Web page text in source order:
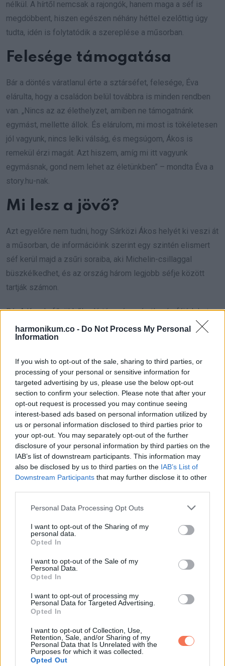
harmonikum.co - Do Not Process My Personal
Information
If you wish to opt-out of the sale, sharing to third parties, or
processing of your personal or sensitive information for
targeted advertising by us, please use the below opt-out
section to confirm your selection. Please note that after your
opt-out request is processed you may continue seeing
interest-based ads based on personal information utilized by
us or personal information disclosed to third parties prior to
your opt-out. You may separately opt-out of the further
disclosure of your personal information by third parties on the
IAB’s list of downstream participants. This information may
also be disclosed by us to third parties on the IAB’s List of
Downstream Participants that may further disclose it to other
Please note that this website/app uses one or more Google
not limited to your visit or usage behaviour. You may click to
grant or deny consent to Google and its third-party tags to
use your data for below specified purposes in below Google
consent section.
Personal Data Processing Opt Outs
I want to opt-out of the Sharing of my
personal data.
Opted In
I want to opt-out of the Sale of my
Personal Data.
Opted In
I want to opt-out of processing my
Personal Data for Targeted Advertising.
Opted In
I want to opt-out of Collection, Use,
Retention, Sale, and/or Sharing of my
Personal Data that Is Unrelated with the
Purposes for which it was collected.
Opted Out
nélkül. A hírtől nemcsak a rajongók, hanem maga a séf is
megdöbbent, hiszen egészen néhány héttel ezelőttig úgy
tudta, idén is folytatódik a szereplése a műsorban.
Felesége támogatása
Bár a döntés váratlanul érte a sztárséfet, felesége, Éva
elárulta, hogy a családon belül továbbra is minden rendben
van. „Nincs az az élethelyzet, amiben ne támogatnánk
egymást, mellette állok. És elárulom, mi most is tökéletesen
jól vagyunk, nincs lelki válság, és megsúgom, Ákos is
remekül érzi magát. Azt hiszem, amíg mi itt vagyunk
egymásnak, gond nem lehet az életünkben” – mondta Éva a
story.hu-nak.
Mi lesz a jövő?
Azt egyelőre nem tudni, hogy Sárközi Ákos helyét ki veszi át
a műsorban, de információink szerint egy szintén elismert
séf kerül majd a zsűri soraiba, aki Michelin-csillaggal
büszkélkedhet, és az ország három legjobb séfje között
tartják számon.
Bár A Konyhafőnökből való távozása váratlan és fájó lehet,
Sárközi Ákos karrierje nem áll meg. Hamarosan újra láthatjuk
őt a képernyőn, ugyanis szeptember elsején induló Sztárbox
eddiginél nagyobb szüksége lesz, de felesége biztosította,
hogy ebben a nehéz időszakban is mellette áll, és együtt
néznek szembe a kihívásokkal.
Addig is nézzük meg Sárközi Ákos konyháját:
Oszd meg ezt a posztot: